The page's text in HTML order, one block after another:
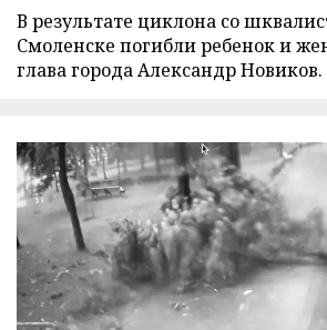
В результате циклона со
Смоленске погибли ребенок и
глава города Александр Новиков.